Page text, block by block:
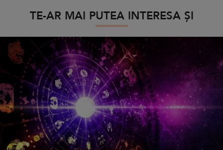
TE-AR MAI PUTEA INTERESA ȘI